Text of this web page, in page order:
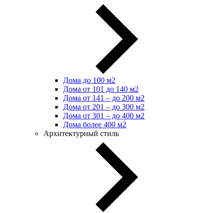
Дома до 100 м2
Дома от 101 до 140 м2
Дома от 141 – до 200 м2
Дома от 201 – до 300 м2
Дома от 301 – до 400 м2
Дома более 400 м2
Архитектурный стиль